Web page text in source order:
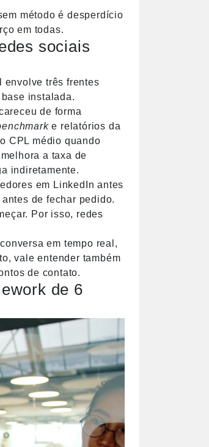
método é desperdício
em todas.
sociais
envolve três frentes
instalada.
de forma
e relatórios da
CPL médio quando
a taxa de
indiretamente.
em LinkedIn antes
de fechar pedido.
Por isso, redes
em tempo real,
vale entender também
de contato.
de 6